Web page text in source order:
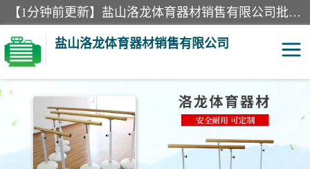
【1分钟前更新】盐山洛龙体育器材销售有限公司批量供应：300米障碍器材、400米障碍器材、部队训练器材、双杠、体操垫、舞蹈把杆等产品。盐山洛龙体育器材销售有限公司经过多年的发展，集研发，生产，销售，售后服务为一体. 奉行“质量，信誉，服务”的宗旨，以开拓创新的精神和真诚守信的态度积极进取。
盐山洛龙体育器材销售有限公司
单双杠 舞蹈把杆
400米障碍器材 体操垫